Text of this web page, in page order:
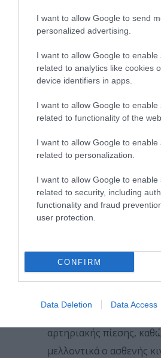
I want to allow Google to send
personalized advertising.
I want to allow Google to enable
related to analytics like cookies
device identifiers in apps.
I want to allow Google to enable
related to functionality of the
I want to allow Google to enable
related to personalization.
I want to allow Google to enable
related to security, including
functionality and fraud
user protection.
CONFIRM
Data Deletion Data Access
Η υπερτασική
αμφιβληστροειδοπάθεια
συχνή και σχεδόν το
ενηλίκων χωρίς
της. Δεδομένου ότι
είναι αρρύθμιστοι ή
χρόνια δίχως να το
ανάπτυξή της συχνά
χρονικά με την
προβλημάτων και σε
Είναι γεγονός πως η
προειδοποιητική ένδειξη
αρτηριακής πίεσης,
μελλοντικά ο ασθενής